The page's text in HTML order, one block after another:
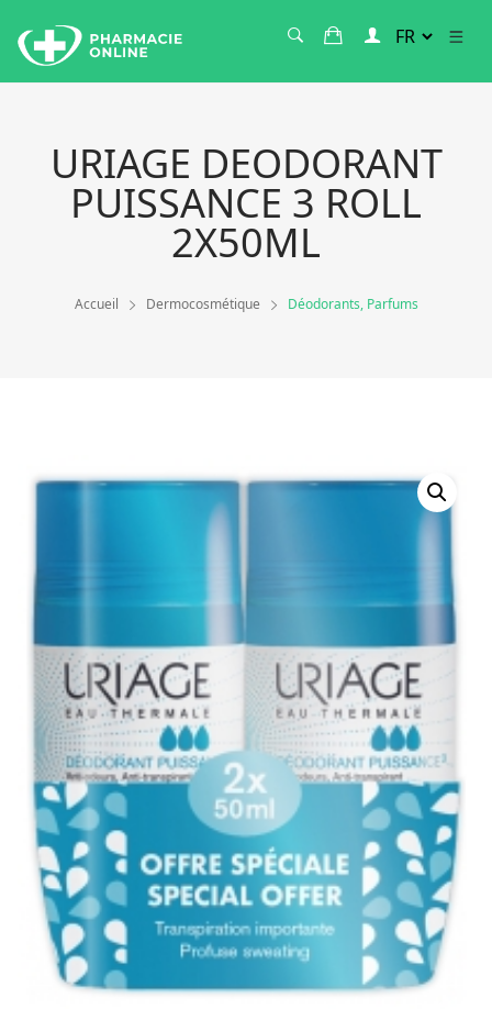
URIAGE DEODORANT
PUISSANCE 3 ROLL
2X50ML
Accueil Dermocosmétique Déodorants, Parfums